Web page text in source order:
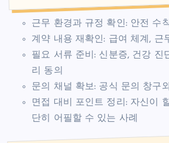
근무 환경과 규정 확인: 안전 수
계약 내용 재확인: 급여 체계, 근
필요 서류 준비: 신분증, 건강 진
리 동의
문의 채널 확보: 공식 문의 창구
면접 대비 포인트 정리: 자신이
단히 어필할 수 있는 사례